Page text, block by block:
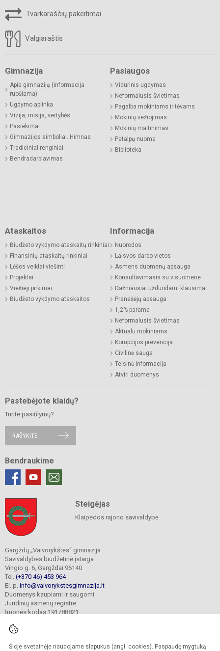
Šioje svetainėje naudojame slapukus (angl. cookies). Paspaudę mygtuką
Tvarkaraščių pakeitimai
Valgiaraštis
Gimnazija
Apie gimnaziją (informacija
ruošiama)
Ugdymo aplinka
Vizija, misija, vertybės
Pasiekimai
Gimnazijos simboliai. Himnas
Tradiciniai renginiai
Bendradarbiavimas
Paslaugos
Vidurinis ugdymas
Neformalusis švietimas
Pagalba mokiniams ir tėvams
Mokinių vežiojimas
Mokinių maitinimas
Patalpų nuoma
Biblioteka
Ataskaitos
Biudžeto vykdymo ataskaitų rinkiniai
Finansinių ataskaitų rinkiniai
Lėšos veiklai viešinti
Projektai
Viešieji pirkimai
Biudžeto vykdymo ataskaitos
Informacija
Nuorodos
Laisvos darbo vietos
Asmens duomenų apsauga
Konsultavimasis su visuomene
Dažniausiai užduodami klausimai
Pranešėjų apsauga
1,2% parama
Neformalusis švietimas
Aktualu mokiniams
Korupcijos prevencija
Civilinė sauga
Teisinė informacija
Atviri duomenys
Pastebėjote klaidų?
Turite pasiūlymų?
RAŠYKITE
Bendraukime
Steigėjas
Klaipėdos rajono savivaldybė
Gargždų „Vaivorykštės“ gimnazija
Savivaldybės biudžetinė įstaiga
Vingio g. 6, Gargždai 96140
Tel. (+370 46) 453 964
El. p. info@vaivorykstesgimnazija.lt
Duomenys kaupiami ir saugomi
Juridinių asmenų registre
Įmonės kodas 191788821
© 2022. Gargždų „Vaivorykštės“ gimnazija. Visos teisės saugomos.